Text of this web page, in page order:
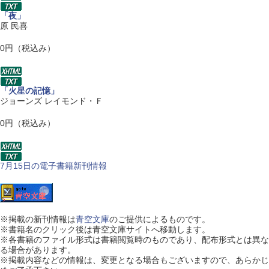
「夜」
原 民喜
0円（税込み）
「火星の記憶」
ジョーンズ レイモンド・Ｆ
0円（税込み）
7月15日の電子書籍新刊情報
※掲載の新刊情報は青空文庫のご提供によるものです。
※書籍名のクリック後は青空文庫サイトへ移動します。
※各書籍のファイル形式は書籍閲覧時のものであり、配布形式とは異な
る場合があります。
※掲載内容などの情報は、変更となる場合もございますので、あらかじ